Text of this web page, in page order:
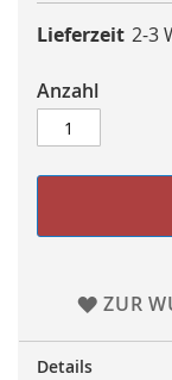
Lieferzeit 2-3
Anzahl
ZUR
Details